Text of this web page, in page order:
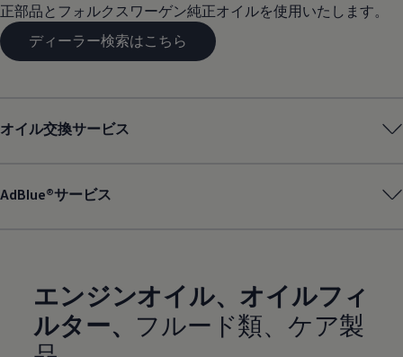
正部品とフォルクスワーゲン純正オイルを使用いたします。
ディーラー検索はこちら
オイル交換サービス
AdBlue®サービス
エンジンオイル、オイルフィ
ルター、 フルード類、ケア製